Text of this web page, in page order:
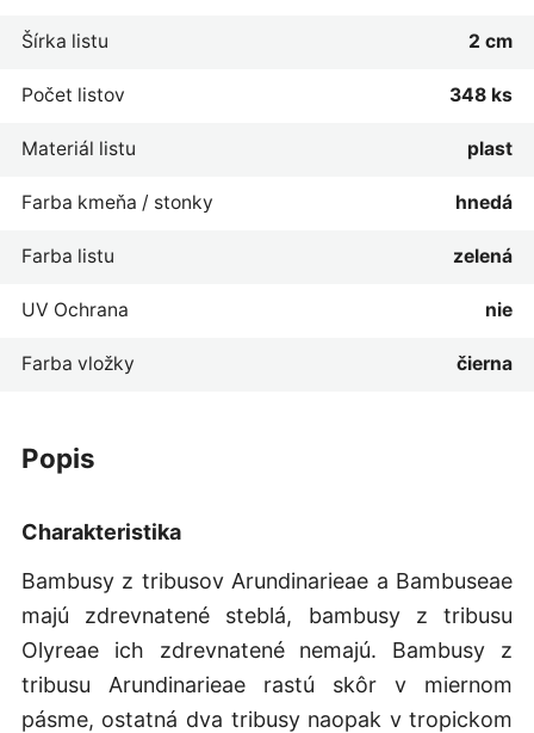
popis
Charakteristika
Bambusy z tribusov Arundinarieae a Bambuseae
majú zdrevnatené steblá, bambusy z tribusu
Olyreae ich zdrevnatené nemajú. Bambusy z
tribusu Arundinarieae rastú skôr v miernom
pásme, ostatná dva tribusy naopak v tropickom
Šírka listu 2 cm
Počet listov 348 ks
Materiál listu plast
Farba kmeňa / stonky hnedá
Farba listu zelená
UV Ochrana nie
Farba vložky čierna